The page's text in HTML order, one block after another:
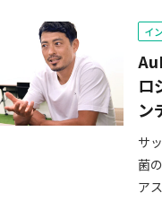
イ
ロ
ン
サ
菌
ア